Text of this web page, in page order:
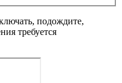
подождите,
требуется